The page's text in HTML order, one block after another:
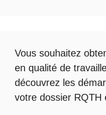
Vous souhaitez
en qualité de
découvrez les
votre dossier RQTH